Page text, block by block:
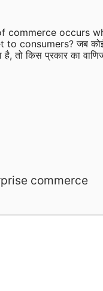
commerce occurs
consumers? जब कोई
तो किस प्रकार का
commerce